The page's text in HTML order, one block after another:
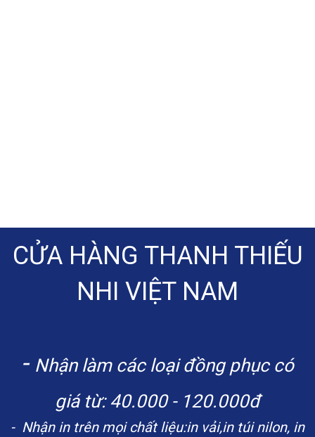
CỬA HÀNG THANH THIẾU
NHI VIỆT NAM
- Nhận làm các loại đồng phục có
giátừ: 40.000 - 120.000đ
- Nhận in trên mọi chất liệu:in vải,in túi nilon, in